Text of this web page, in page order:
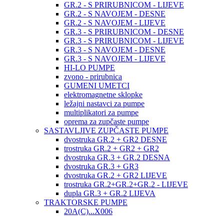
GR.2 - S PRIRUBNICOM - LIJEVE
GR.2 - S NAVOJEM - DESNE
GR.2 - S NAVOJEM - LIJEVE
GR.3 - S PRIRUBNICOM - DESNE
GR.3 - S PRIRUBNICOM - LIJEVE
GR.3 - S NAVOJEM - DESNE
GR.3 - S NAVOJEM - LIJEVE
HI-LO PUMPE
zvono - prirubnica
GUMENI UMETCI
elektromagnetne sklopke
ležajni nastavci za pumpe
multiplikatori za pumpe
oprema za zupčaste pumpe
SASTAVLJIVE ZUPČASTE PUMPE
dvostruka GR.2 + GR2 DESNE
trostruka GR.2 + GR2 + GR2
dvostruka GR.3 + GR.2 DESNA
dvostruka GR.3 + GR3
dvostruka GR.2 + GR2 LIJEVE
trostruka GR.2+GR.2+GR.2 - LIJEVE
dupla GR.3 + GR.2 LIJEVA
TRAKTORSKE PUMPE
20A(C)...X006